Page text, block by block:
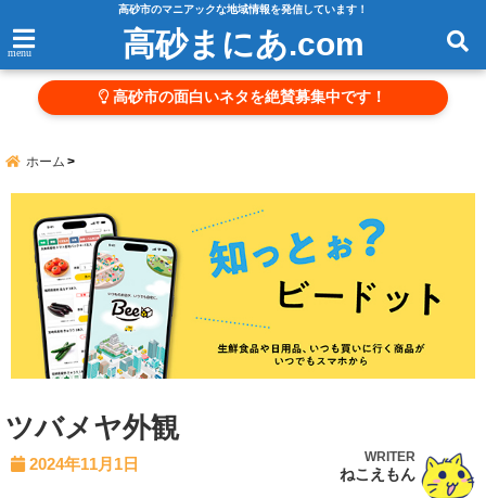
高砂市のマニアックな地域情報を発信しています！
menu 高砂まにあ.com
高砂市の面白いネタを絶賛募集中です！
ホーム
ツバメヤ外観
2024年11月1日 WRITER
ねこえもん